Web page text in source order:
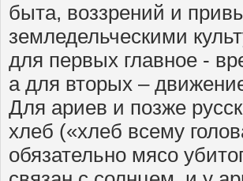
быта, воззрений и
земледельческими
для первых главное -
а для вторых –
Для ариев и позже
хлеб («хлеб всему
обязательно мясо